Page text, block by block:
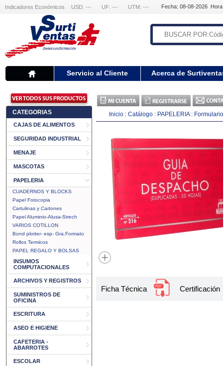
Indicadores Económicos USD: --- UF: --- UTM: --- Fecha: 08-08-2026
Servicio al Cliente Acerca de
CATEGORIAS
CAJAS DE ALIMENTOS
SEGURIDAD INDUSTRIAL
MENAJE
MASCOTAS
PAPELERIA
CUADERNOS Y BLOCKS
Papel Fotocopia
Cartulinas y Cartones
Papel Aluminio-Alusa-Strech
VARIOS COTILLON
Bond plotter- esp- Gra.Formato
Rollos Termicos
PAPEL REGALO Y BOLSAS
INSUMOS
COMPUTACIONALES
ARCHIVOS Y REGISTROS
SUMINISTROS DE
OFICINA
ESCRITURA
ASEO E HIGIENE
CAFETERIA -
ABARROTES
ESCOLAR
Inicio : Catálogo : PAPELERIA:
Ficha Técnica Certificación